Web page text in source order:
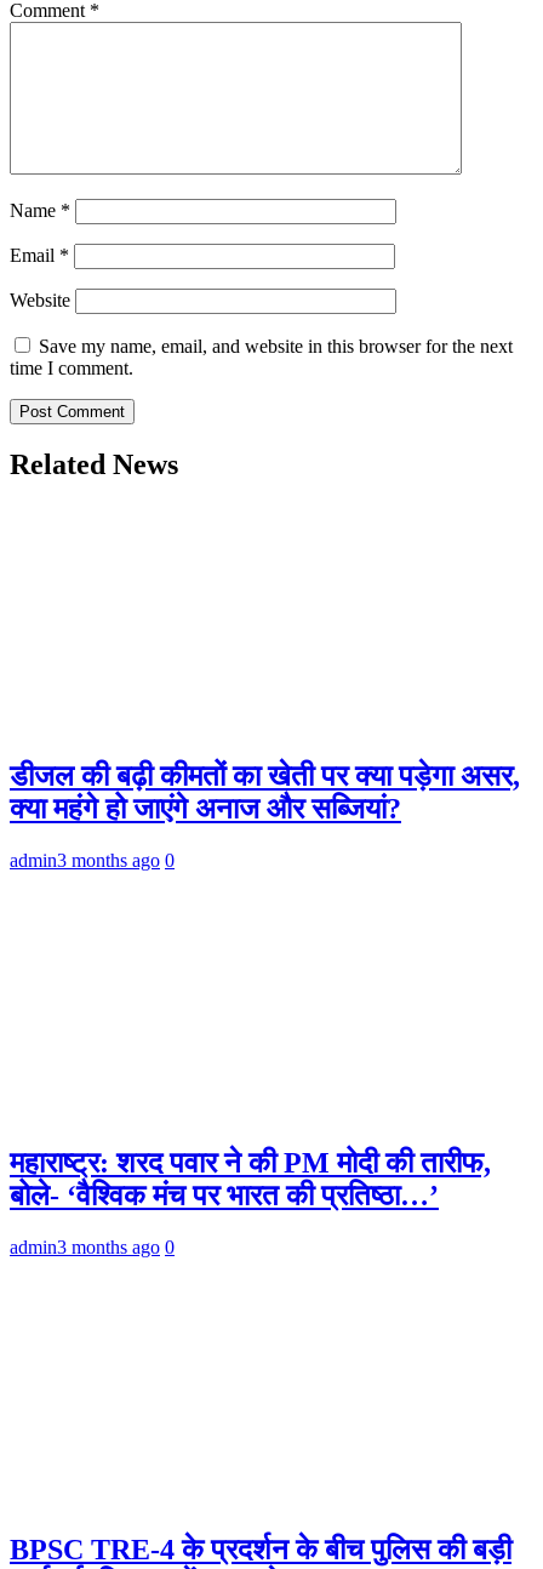
Comment *
Name *
Email *
Website
Save my name, email, and website in this browser for the next
time I comment.
Related News
डीजल की बढ़ी कीमतों का खेती पर क्या पड़ेगा असर,
क्या महंगे हो जाएंगे अनाज और सब्जियां?
admin3 months ago 0
महाराष्ट्र: शरद पवार ने की PM मोदी की तारीफ,
बोले- ‘वैश्विक मंच पर भारत की प्रतिष्ठा…’
admin3 months ago 0
BPSC TRE-4 के प्रदर्शन के बीच पुलिस की बड़ी